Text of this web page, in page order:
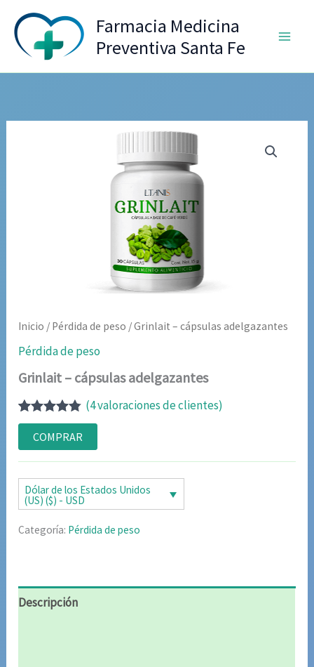
contenido
Farmacia Medicina
Preventiva Santa Fe
Inicio / Pérdida de peso / Grinlait – cápsulas adelgazantes
Pérdida de peso
Grinlait – cápsulas adelgazantes
Valorado
con4.75de
5 en base
a
4
de clientes
(4valoraciones de clientes)
COMPRAR
Dólar de los Estados Unidos
(US) ($) - USD
Categoría: Pérdida de peso
Descripción